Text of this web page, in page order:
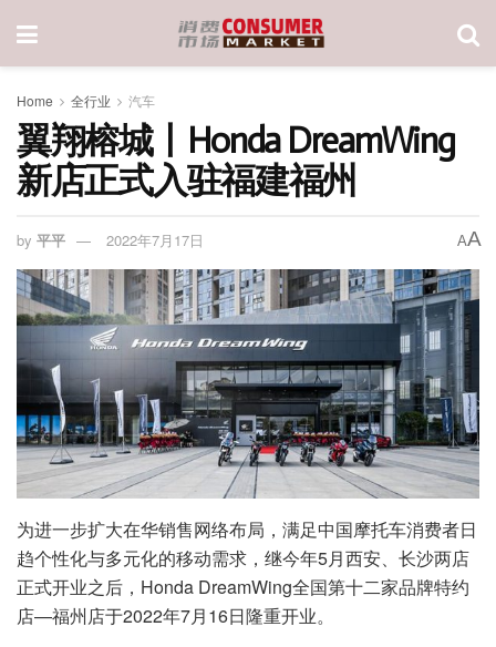
Home 全行业 汽车
翼翔榕城丨Honda DreamWing
新店正式入驻福建福州
by 平平 2022年7月17日 AA
为进一步扩大在华销售网络布局，满足中国摩托车消费者日
趋个性化与多元化的移动需求，继今年5月西安、长沙两店
正式开业之后，Honda DreamWing全国第十二家品牌特约
店—福州店于2022年7月16日隆重开业。